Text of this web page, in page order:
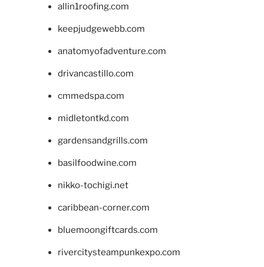
allin1roofing.com
keepjudgewebb.com
anatomyofadventure.com
drivancastillo.com
cmmedspa.com
midletontkd.com
gardensandgrills.com
basilfoodwine.com
nikko-tochigi.net
caribbean-corner.com
bluemoongiftcards.com
rivercitysteampunkexpo.com